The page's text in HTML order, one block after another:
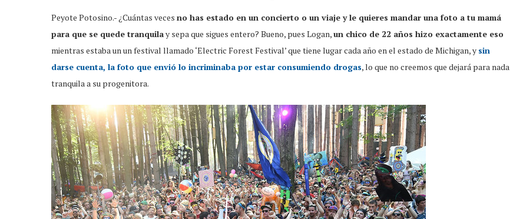
Peyote Potosino.- ¿Cuántas veces no has estado en un concierto o un viaje y le quieres mandar una foto a tu mamá
para que se quede tranquilay sepa que sigues entero? Bueno, pues Logan,un chico de 22 años hizo exactamente eso
mientras estaba un un festival llamado ‘Electric Forest Festival’ que tiene lugar cada año en el estado de Michigan, y sin
darse cuenta, la foto que envió lo incriminaba por estar consumiendo drogas, lo que no creemos que dejará para nada
tranquila a su progenitora.